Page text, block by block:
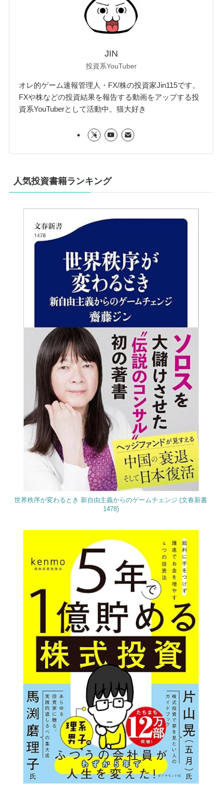
JIN
投資系YouTuber
オレ的ゲーム速報管理人・FX/株の投資家Jin115です。
FXや株などの投資結果を報告する動画をアップする投
資系YouTuberとして活動中。猫大好き
人気投資書籍ランキング
世界秩序が変わるとき 新自由主義からのゲームチェンジ (文春新書
1478)